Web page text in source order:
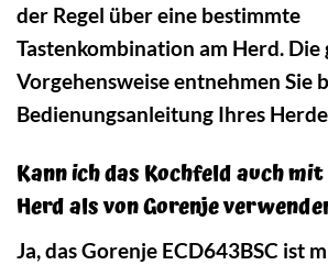
der Regel über eine bestimmte
Tastenkombination am Herd. Die
Vorgehensweise entnehmen Sie
Bedienungsanleitung Ihres
Kann ich das Kochfeld auch
Herd als von Gorenje
Ja, das Gorenje ECD643BSC ist